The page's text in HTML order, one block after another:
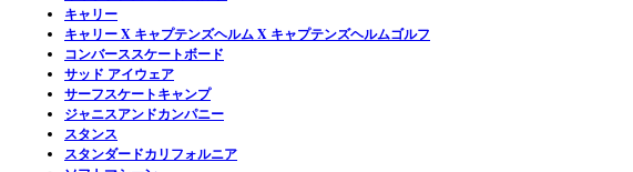
キャリー
キャリー X キャプテンズヘルム X キャプテンズヘルムゴルフ
コンバーススケートボード
サッド アイウェア
サーフスケートキャンプ
ジャニスアンドカンパニー
スタンス
スタンダードカリフォルニア